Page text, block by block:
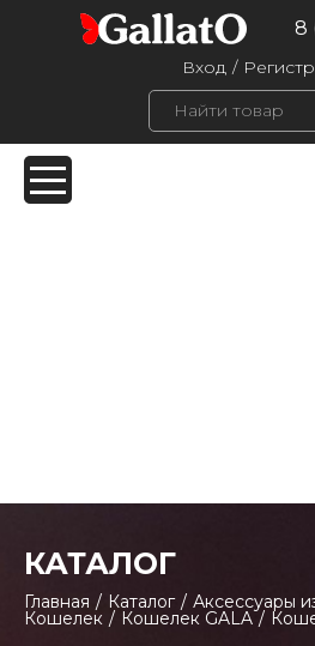
8
Вход /
КАТАЛОГ
Главная / Каталог / Аксессуары
Кошелек / Кошелек GALA /